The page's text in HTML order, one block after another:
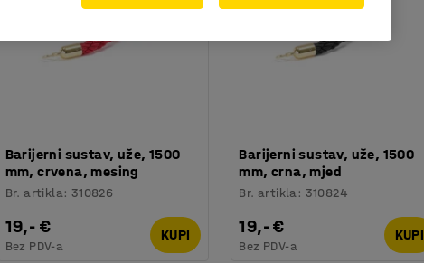
Barijerni sustav, uže, 1500
mm, crvena, mesing
Br. artikla: 310826
19,- €
Bez PDV-a
KUPI
Barijerni sustav, uže, 1500
mm, crna, mjed
Br. artikla: 310824
19,- €
Bez PDV-a
KUPI